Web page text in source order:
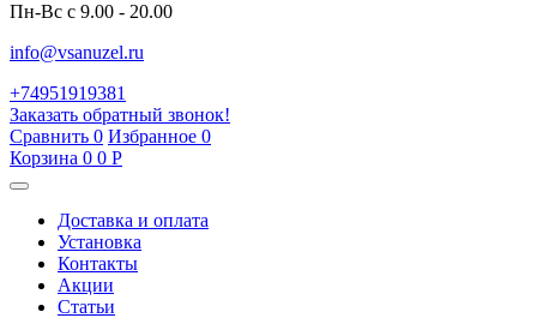
Пн-Вс с 9.00 - 20.00
info@vsanuzel.ru
+74951919381
Заказать обратный звонок!
Сравнить 0 Избранное 0
Корзина 0 0 Р
Доставка и оплата
Установка
Контакты
Акции
Статьи